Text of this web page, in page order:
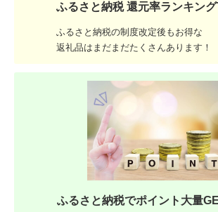
ふるさと納税 還元率ランキン
ふるさと納税の制度改定後もお得な
返礼品はまだまだたくさんあります！
ふるさと納税でポイント大量